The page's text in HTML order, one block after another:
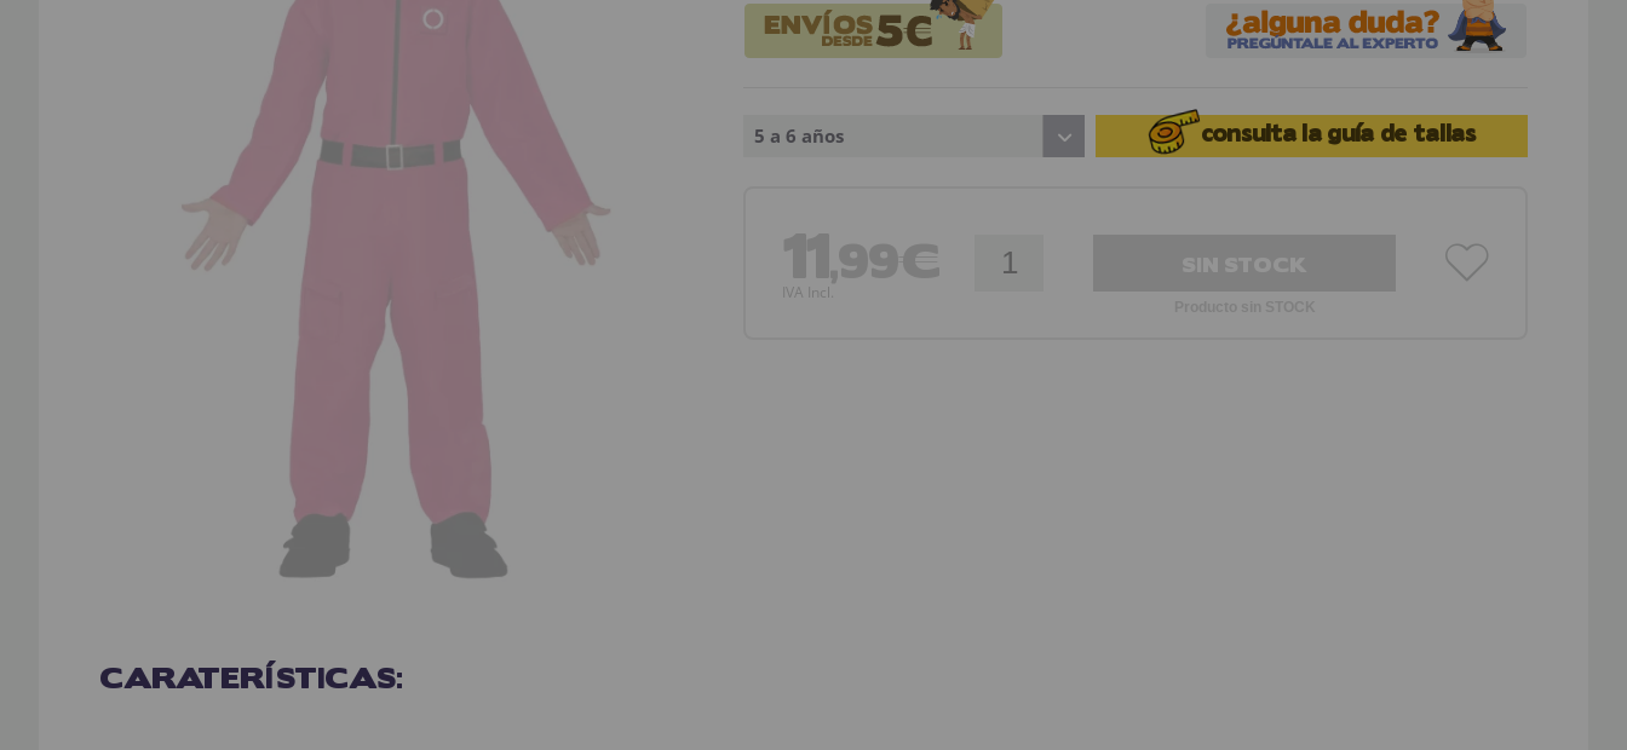
5 a 6 años consulta la guía de tallas
11,99€
IVA Incl.
CARATERÍSTICAS: